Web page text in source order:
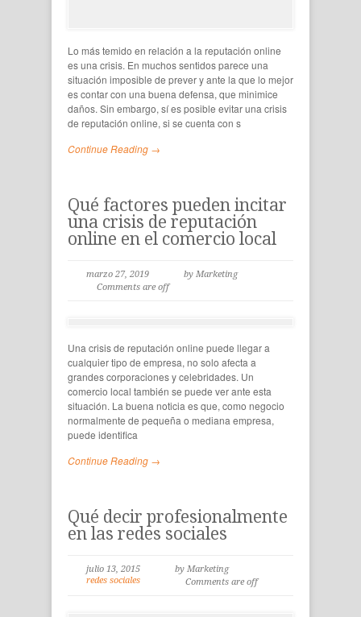
Lo más temido en relación a la reputación online
es una crisis. En muchos sentidos parece una
situación imposible de prever y ante la que lo mejor
es contar con una buena defensa, que minimice
daños. Sin embargo, sí es posible evitar una crisis
de reputación online, si se cuenta con s
Continue Reading →
Qué factores pueden incitar
una crisis de reputación
online en el comercio local
marzo 27, 2019
by Marketing
Comments are off
Una crisis de reputación online puede llegar a
cualquier tipo de empresa, no solo afecta a
grandes corporaciones y celebridades. Un
comercio local también se puede ver ante esta
situación. La buena noticia es que, como negocio
normalmente de pequeña o mediana empresa,
puede identifica
Continue Reading →
Qué decir profesionalmente
en las redes sociales
julio 13, 2015
by Marketing
redes sociales
Comments are off